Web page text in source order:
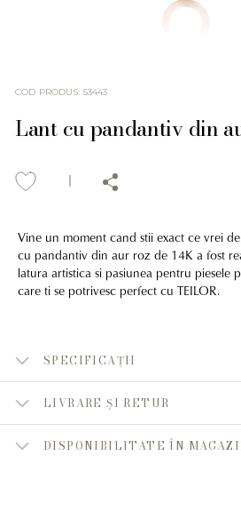
COD PRODUS: 53443
Lant cu pandantiv din
Vine un moment cand stii exact ce vrei
cu pandantiv din aur roz de 14K a fost
latura artistica si pasiunea pentru piesele
care ti se potrivesc perfect cu TEILOR.
SPECIFICAȚII
LIVRARE ȘI RETUR
DISPONIBILITATE ÎN